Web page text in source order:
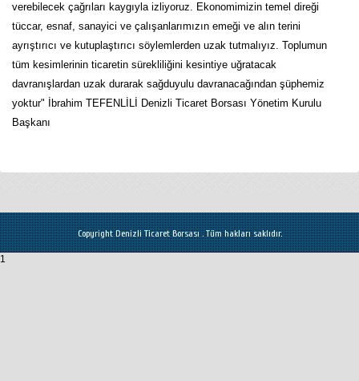
verebilecek çağrıları kaygıyla izliyoruz. Ekonomimizin temel direği
tüccar, esnaf, sanayici ve çalışanlarımızın emeği ve alın terini
ayrıştırıcı ve kutuplaştırıcı söylemlerden uzak tutmalıyız. Toplumun
tüm kesimlerinin ticaretin sürekliliğini kesintiye uğratacak
davranışlardan uzak durarak sağduyulu davranacağından şüphemiz
yoktur" İbrahim TEFENLİLİ Denizli Ticaret Borsası Yönetim Kurulu
Başkanı
Copyright Denizli Ticaret Borsası . Tüm hakları saklıdır.
1